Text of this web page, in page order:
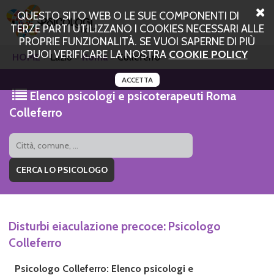
QUESTO SITO WEB O LE SUE COMPONENTI DI
TERZE PARTI UTILIZZANO I COOKIES NECESSARI ALLE
PROPRIE FUNZIONALITÀ. SE VUOI SAPERNE DI PIÙ
PUOI VERIFICARE LA NOSTRA COOKIE POLICY
ACCETTA
HOME Lazio Roma Colleferro
Elenco psicologi e psicoterapeuti Roma
Colleferro
Disturbi eiaculazione precoce: Psicologo
Colleferro
Psicologo Colleferro: Elenco psicologi e